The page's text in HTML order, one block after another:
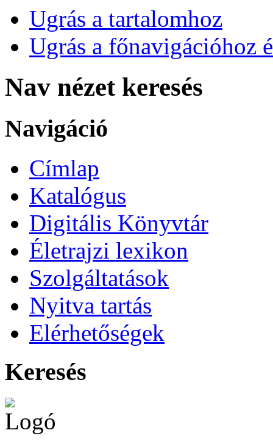
Ugrás a tartalomhoz
Ugrás a főnavigációhoz
Nav nézet keresés
Navigáció
Címlap
Katalógus
Digitális Könyvtár
Életrajzi lexikon
Szolgáltatások
Nyitva tartás
Elérhetőségek
Keresés